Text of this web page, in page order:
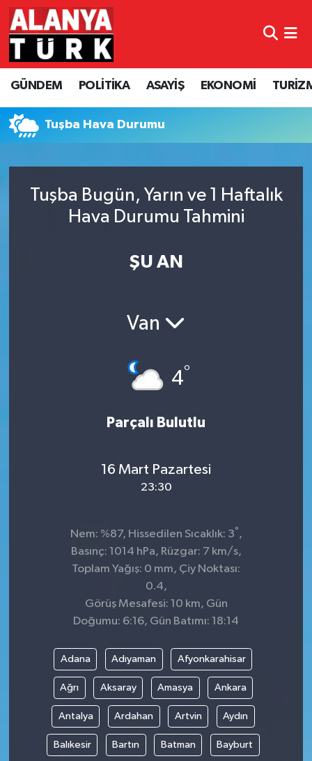
GÜNDEM POLİTİKA ASAYİŞ EKONOMİ
Tuşba Hava Durumu
Tuşba Bugün, Yarın ve 1 Haftalık
Hava Durumu Tahmini
ŞU AN
Van
4°
Parçalı Bulutlu
16 Mart Pazartesi
23:30
Nem: %87, Hissedilen Sıcaklık: 3° ,
Basınç: 1014 hPa, Rüzgar: 7 km/s,
Toplam Yağış: 0 mm, Çiy Noktası:
0.4,
Görüş Mesafesi: 10 km, Gün
Doğumu: 6:16, Gün Batımı: 18:14
Adana Adıyaman Afyonkarahisar
Ağrı Aksaray Amasya Ankara
Antalya Ardahan Artvin Aydın
Balıkesir Bartın Batman Bayburt
GÜNDEM
POLİTİKA
ASAYİŞ
TURİZM
Nöbetçi Eczaneler
Hava Durumu
Namaz Vakitleri
Süper Lig Puan Durumu ve Fikstür
Son Dakika Haberleri